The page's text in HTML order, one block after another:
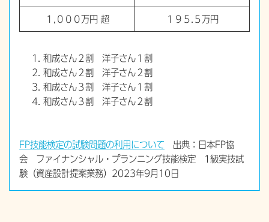
１,０００万円 超 １９５.５万円
和成さん２割 洋子さん１割
和成さん２割 洋子さん２割
和成さん３割 洋子さん１割
和成さん３割 洋子さん２割
FP技能検定の試験問題の利用について 出典：日本FP協
会 ファイナンシャル・プランニング技能検定 1級実技試
験（資産設計提案業務）2023年9月10日